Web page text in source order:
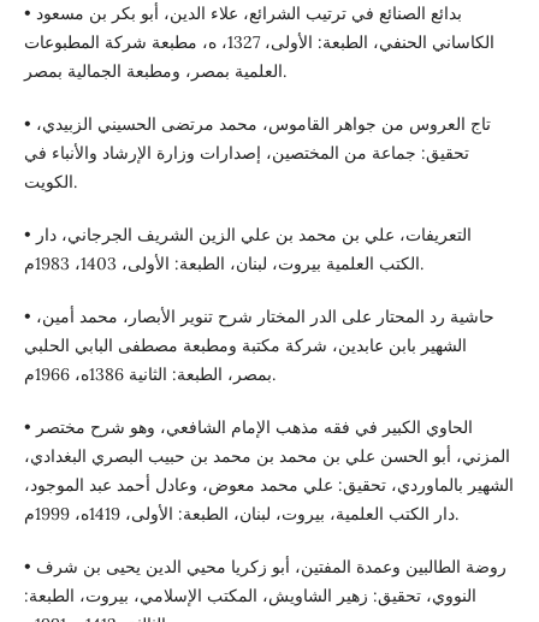
• بدائع الصنائع في ترتيب الشرائع، علاء الدين، أبو بكر بن مسعود
الكاساني الحنفي، الطبعة: الأولى، 1327، ه، مطبعة شركة المطبوعات
العلمية بمصر، ومطبعة الجمالية بمصر.
• تاج العروس من جواهر القاموس، محمد مرتضى الحسيني الزبيدي،
تحقيق: جماعة من المختصين، إصدارات وزارة الإرشاد والأنباء في
الكويت.
• التعريفات، علي بن محمد بن علي الزين الشريف الجرجاني، دار
الكتب العلمية بيروت، لبنان، الطبعة: الأولى، 1403، 1983م.
• حاشية رد المحتار على الدر المختار شرح تنوير الأبصار، محمد أمين،
الشهير بابن عابدين، شركة مكتبة ومطبعة مصطفى البابي الحلبي
بمصر، الطبعة: الثانية 1386ه، 1966م.
• الحاوي الكبير في فقه مذهب الإمام الشافعي، وهو شرح مختصر
المزني، أبو الحسن علي بن محمد بن محمد بن حبيب البصري البغدادي،
الشهير بالماوردي، تحقيق: علي محمد معوض، وعادل أحمد عبد الموجود،
دار الكتب العلمية، بيروت، لبنان، الطبعة: الأولى، 1419ه، 1999م.
• روضة الطالبين وعمدة المفتين، أبو زكريا محيي الدين يحيى بن شرف
النووي، تحقيق: زهير الشاويش، المكتب الإسلامي، بيروت، الطبعة: